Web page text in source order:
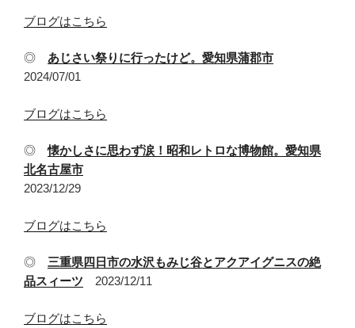
ブログはこちら
◎ あじさい祭りに行ったけど。愛知県蒲郡市
2024/07/01
ブログはこちら
◎懐かしさに思わず涙！昭和レトロな博物館。愛知県
北名古屋市
2023/12/29
ブログはこちら
◎ 三重県四日市の水沢もみじ谷とアクアイグニスの絶
品スィーツ 2023/12/11
ブログはこちら